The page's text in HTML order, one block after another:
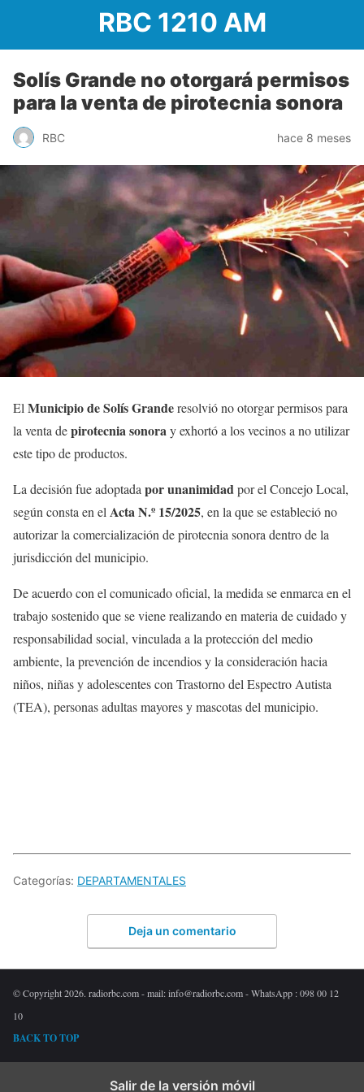
RBC 1210 AM
Solís Grande no otorgará permisos
para la venta de pirotecnia sonora
RBC hace 8 meses
El Municipio de Solís Granderesolvió no otorgar permisos para
la venta depirotecnia sonoray exhortó a los vecinos a no utilizar
este tipo de productos.
La decisión fue adoptada por unanimidadpor el Concejo Local,
según consta en el Acta N.º 15/2025, en la que se estableció no
autorizar la comercialización de pirotecnia sonora dentro de la
jurisdicción del municipio.
De acuerdo con el comunicado oficial, la medida se enmarca en el
trabajo sostenido que se viene realizando en materia de cuidado y
responsabilidad social, vinculada a la protección del medio
ambiente, la prevención de incendios y la consideración hacia
niños, niñas y adolescentes con Trastorno del Espectro Autista
(TEA), personas adultas mayores y mascotas del municipio.
Categorías: DEPARTAMENTALES
Deja un comentario
© Copyright 2026. radiorbc.com - mail: info@radiorbc.com - WhatsApp : 098 00 12
10
BACK TO TOP
Salir de la versión móvil